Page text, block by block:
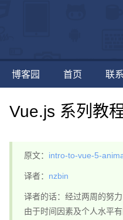
博客园 首页 联系
Vue.js 系列教
原文： intro-to-vue-5-
译者： nzbin
译者的话：经过两周的努
由于时间因素及个人水平